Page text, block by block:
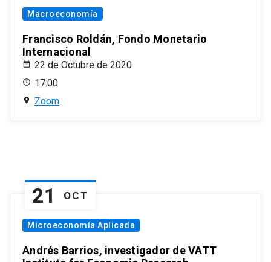
Macroeconomía
Francisco Roldán, Fondo Monetario
Internacional
22 de Octubre de 2020
17:00
Zoom
21 OCT
Microeconomía Aplicada
Andrés Barrios, investigador de VATT